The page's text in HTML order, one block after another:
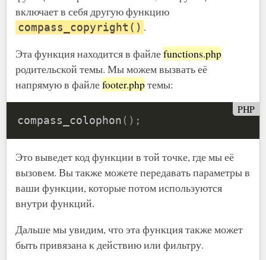
включает в себя другую функцию
compass_copyright() .
Эта функция находится в файлеfunctions.php
родительской темы. Мы можем вызвать её
напрямую в файлеfooter.phpтемы:
PHP
compass_colophon ( ) ;
Это выведет код функции в той точке, где мы её
вызовем. Вы также можете передавать параметры в
ваши функции, которые потом используются
внутри функций.
Дальше мы увидим, что эта функция также может
быть привязана к действию или фильтру.